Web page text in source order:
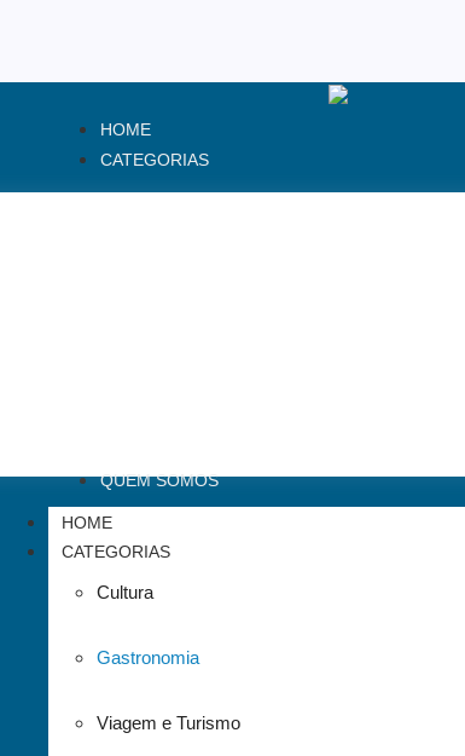
HOME
CATEGORIAS
QUEM SOMOS
HOME
CATEGORIAS
Cultura
Gastronomia
Viagem e Turismo